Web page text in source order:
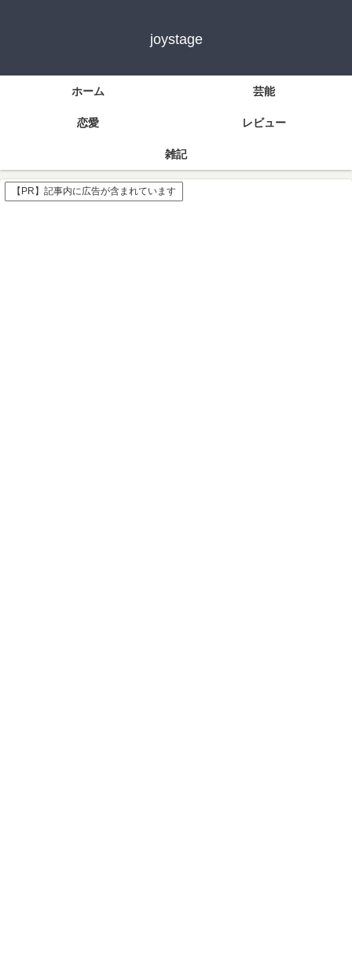
joystage
ホーム 芸能
恋愛 レビュー
雑記
【PR】記事内に広告が含まれています